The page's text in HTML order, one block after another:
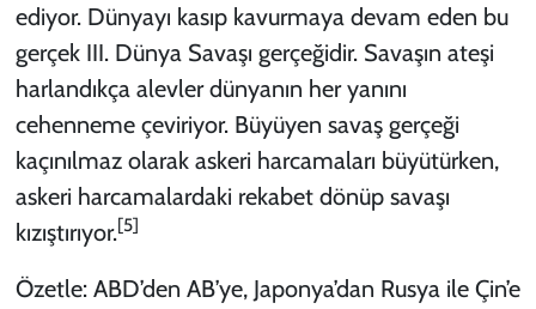
ediyor. Dünyayı kasıp kavurmaya devam eden bu
gerçek III. Dünya Savaşı gerçeğidir. Savaşın ateşi
harlandıkça alevler dünyanın her yanını
cehenneme çeviriyor. Büyüyen savaş gerçeği
kaçınılmaz olarak askeri harcamaları büyütürken,
askeri harcamalardaki rekabet dönüp savaşı
kızıştırıyor.[5]
Özetle: ABD’den AB’ye, Japonya’dan Rusya ile Çin’e